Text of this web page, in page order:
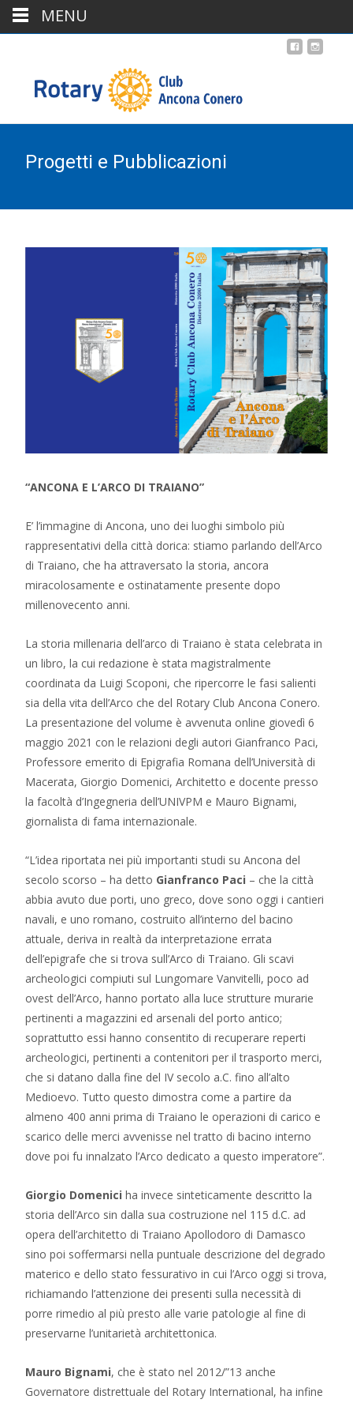
Progetti e Pubblicazioni
“ANCONA E L’ARCO DI TRAIANO”
E’ l’immagine di Ancona, uno dei luoghi simbolo più
rappresentativi della città dorica: stiamo parlando dell’Arco
di Traiano, che ha attraversato la storia, ancora
miracolosamente e ostinatamente presente dopo
millenovecento anni.
La storia millenaria dell’arco di Traiano è stata celebrata in
un libro, la cui redazione è stata magistralmente
coordinata da Luigi Scoponi, che ripercorre le fasi salienti
sia della vita dell’Arco che del Rotary Club Ancona Conero.
La presentazione del volume è avvenuta online giovedì 6
maggio 2021 con le relazioni degli autori Gianfranco Paci,
Professore emerito di Epigrafia Romana dell’Università di
Macerata, Giorgio Domenici, Architetto e docente presso
la facoltà d’Ingegneria dell’UNIVPM e Mauro Bignami,
giornalista di fama internazionale.
“L’idea riportata nei più importanti studi su Ancona del
secolo scorso – ha detto Gianfranco Paci – che la città
abbia avuto due porti, uno greco, dove sono oggi i cantieri
navali, e uno romano, costruito all’interno del bacino
attuale, deriva in realtà da interpretazione errata
dell’epigrafe che si trova sull’Arco di Traiano. Gli scavi
archeologici compiuti sul Lungomare Vanvitelli, poco ad
ovest dell’Arco, hanno portato alla luce strutture murarie
pertinenti a magazzini ed arsenali del porto antico;
soprattutto essi hanno consentito di recuperare reperti
archeologici, pertinenti a contenitori per il trasporto merci,
che si datano dalla fine del IV secolo a.C. fino all’alto
Medioevo. Tutto questo dimostra come a partire da
almeno 400 anni prima di Traiano le operazioni di carico e
scarico delle merci avvenisse nel tratto di bacino interno
dove poi fu innalzato l’Arco dedicato a questo imperatore”.
Giorgio Domenici ha invece sinteticamente descritto la
storia dell’Arco sin dalla sua costruzione nel 115 d.C. ad
opera dell’architetto di Traiano Apollodoro di Damasco
sino poi soffermarsi nella puntuale descrizione del degrado
materico e dello stato fessurativo in cui l’Arco oggi si trova,
richiamando l’attenzione dei presenti sulla necessità di
porre rimedio al più presto alle varie patologie al fine di
preservarne l’unitarietà architettonica.
Mauro Bignami, che è stato nel 2012/”13 anche
Governatore distrettuale del Rotary International, ha infine
MENU